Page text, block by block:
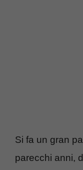
Si fa un gran
parecchi anni,